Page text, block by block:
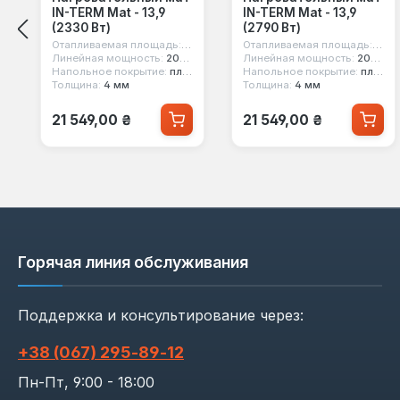
IN-TERM Mat - 13,9
(2330 Вт)
Отапливаемая площадь:13.9 кв.м
Линейная мощность: 200 вт/м²
Напольное покрытие: плитка
Толщина: 4 мм
Обычная цена:
21 549,00 ₴
IN-TERM Mat - 13,9
(2790 Вт)
Отапливаемая площадь:13.9
Линейная мощность: 200 вт/м²
Напольное покрытие: плитка
Толщина: 4 мм
Обычная цена:
21 549,00 ₴
Горячая линия обслуживания
Поддержка и консультирование через:
+38 (067) 295‑89‑12
Пн-Пт, 9:00 - 18:00